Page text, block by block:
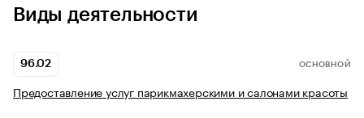
Виды деятельности
96.02 ОСНОВНОЙ
Предоставление услуг парикмахерскими и салонами красоты